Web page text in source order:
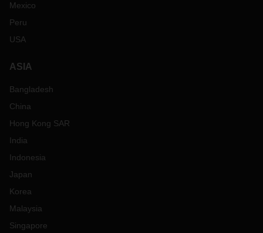
Mexico
Peru
USA
ASIA
Bangladesh
China
Hong Kong SAR
India
Indonesia
Japan
Korea
Malaysia
Singapore